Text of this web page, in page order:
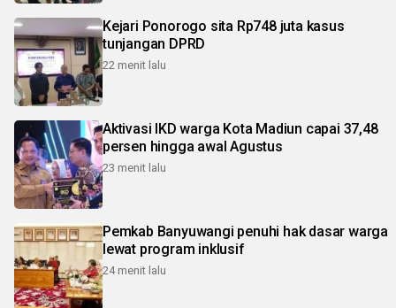
Kejari Ponorogo sita Rp748 juta kasus
tunjangan DPRD
22 menit lalu
Aktivasi IKD warga Kota Madiun capai 37,48
persen hingga awal Agustus
23 menit lalu
Pemkab Banyuwangi penuhi hak dasar warga
lewat program inklusif
24 menit lalu